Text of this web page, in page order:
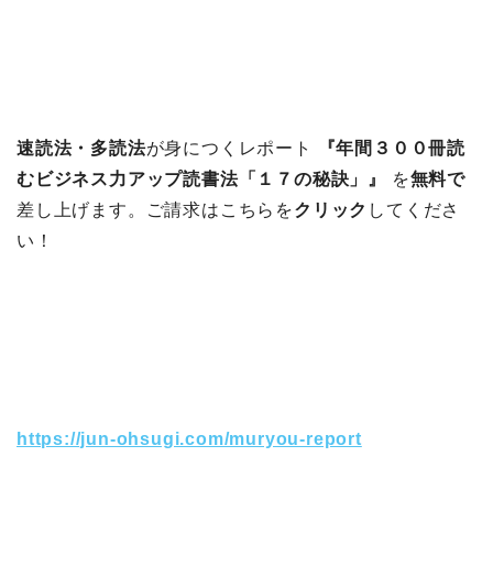
速読法・多読法が身につくレポート
『年間３００冊読
むビジネス力アップ読書法「１７の秘訣」』
を無料で
差し上げます。ご請求はこちらをクリック してくださ
い！
https://jun-ohsugi.com/muryou-report